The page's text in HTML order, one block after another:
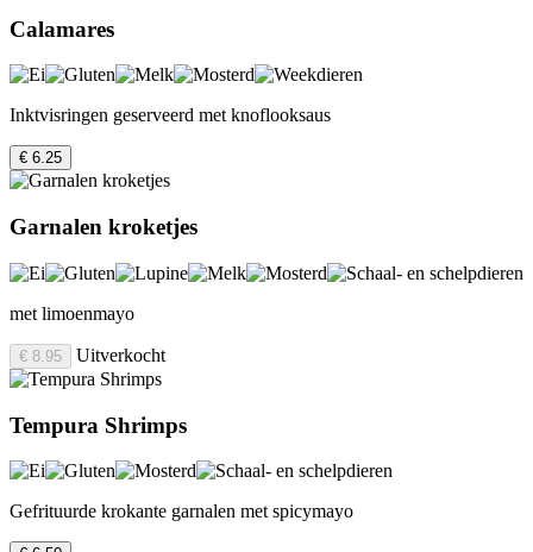
Calamares
Inktvisringen geserveerd met knoflooksaus
€ 6.25
Garnalen kroketjes
met limoenmayo
€ 8.95 Uitverkocht
Tempura Shrimps
Gefrituurde krokante garnalen met spicymayo